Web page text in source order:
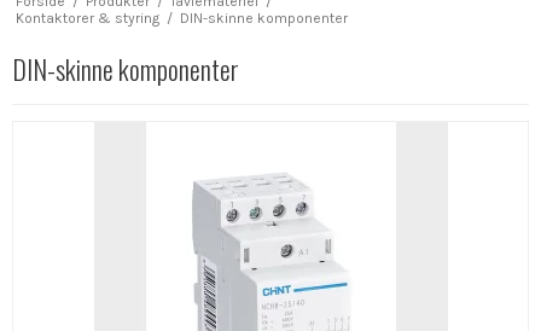
Kontaktorer & styring / DIN-skinne komponenter
DIN-skinne komponenter